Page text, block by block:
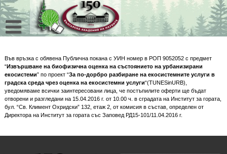
Skip
to
content
Във връзка с обявена Публична покана с УИН номер в РОП 9052052 с предмет
“Извършване на биофизична оценка на състоянието на урбанизирани
екосистеми” по проект “За по-дорбро разбиране на екосистемните услуги в
градска среда чрез оценка на екосистемни услуги“(TUNESinURB),
уведомяваме всички заинтересовани лица, че постъпилите оферти ще бъдат
отворени и разгледани на 15.04.2016 г. от 10.00 ч. в сградата на Институт за гората,
бул. “Св. Климент Охридски” 132, етаж 2, от комисия в състав, определен от
Директора на Институт за гората със Заповед РД15-101/11.04.2016 г.